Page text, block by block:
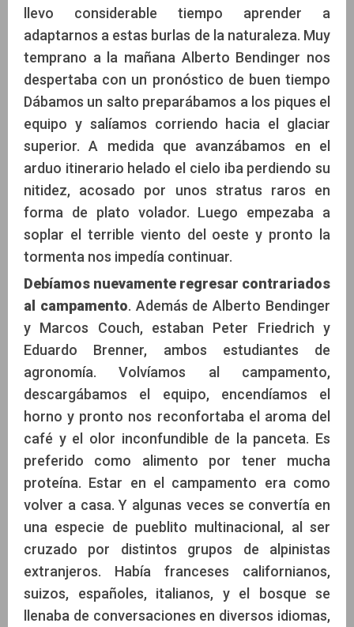
llevo considerable tiempo aprender a
adaptarnos a estas burlas de la naturaleza. Muy
temprano a la mañana Alberto Bendinger nos
despertaba con un pronóstico de buen tiempo
Dábamos un salto preparábamos a los piques el
equipo y salíamos corriendo hacia el glaciar
superior. A medida que avanzábamos en el
arduo itinerario helado el cielo iba perdiendo su
nitidez, acosado por unos stratus raros en
forma de plato volador. Luego empezaba a
soplar el terrible viento del oeste y pronto la
tormenta nos impedía continuar.
Debíamos nuevamente regresar contrariados
al campamento. Además de Alberto Bendinger
y Marcos Couch, estaban Peter Friedrich y
Eduardo Brenner, ambos estudiantes de
agronomía. Volvíamos al campamento,
descargábamos el equipo, encendíamos el
horno y pronto nos reconfortaba el aroma del
café y el olor inconfundible de la panceta. Es
preferido como alimento por tener mucha
proteína. Estar en el campamento era como
volver a casa. Y algunas veces se convertía en
una especie de pueblito multinacional, al ser
cruzado por distintos grupos de alpinistas
extranjeros. Había franceses californianos,
suizos, españoles, italianos, y el bosque se
llenaba de conversaciones en diversos idiomas,